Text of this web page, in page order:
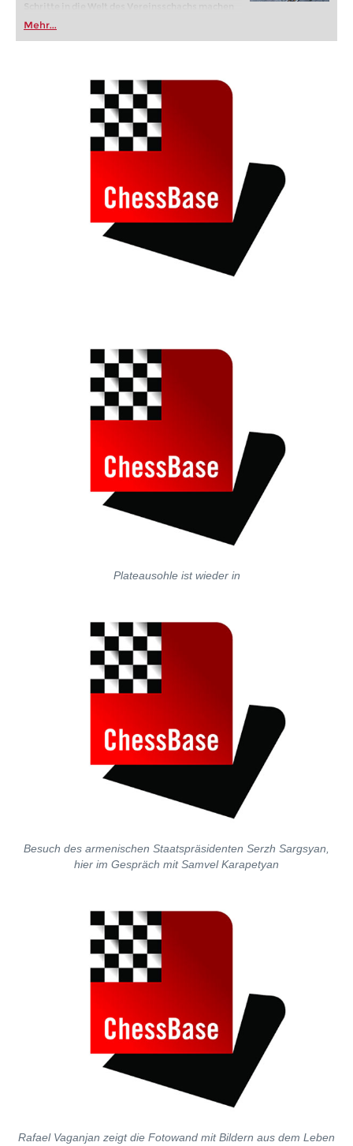
Schritte in die Welt des Vereinsschachs machen
oder bereits auf Turnierniveau spielen: Mit
FRITZ trainieren Sie effizienter, intelligenter und
individueller als je zuvor.
Mehr...
Plateausohle ist wieder in
Besuch des armenischen Staatspräsidenten Serzh Sargsyan,
hier im Gespräch mit Samvel Karapetyan
Rafael Vaganjan zeigt die Fotowand mit Bildern aus dem Leben